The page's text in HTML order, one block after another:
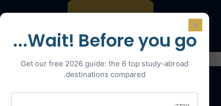
דברו עם מומחה
Wait! Before you go...
Get our free 2026 guide: the 6 top study-abroad
destinations compared.